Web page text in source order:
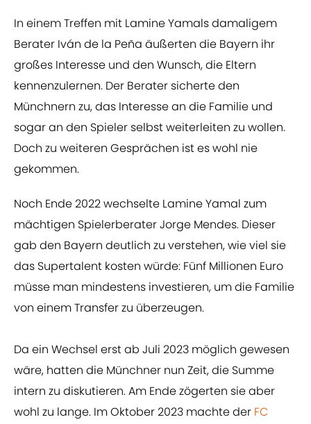
In einem Treffen mit Lamine Yamals damaligem
Berater Iván de la Peña äußerten die Bayern ihr
großes Interesse und den Wunsch, die Eltern
kennenzulernen. Der Berater sicherte den
Münchnern zu, das Interesse an die Familie und
sogar an den Spieler selbst weiterleiten zu wollen.
Doch zu weiteren Gesprächen ist es wohl nie
gekommen.
Noch Ende 2022 wechselte Lamine Yamal zum
mächtigen Spielerberater Jorge Mendes. Dieser
gab den Bayern deutlich zu verstehen, wie viel sie
das Supertalent kosten würde: Fünf Millionen Euro
müsse man mindestens investieren, um die Familie
von einem Transfer zu überzeugen.
Da ein Wechsel erst ab Juli 2023 möglich gewesen
wäre, hatten die Münchner nun Zeit, die Summe
intern zu diskutieren. Am Ende zögerten sie aber
wohl zu lange. Im Oktober 2023 machte der FC